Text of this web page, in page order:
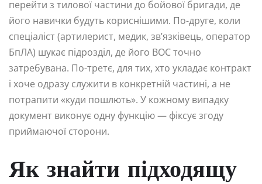
перейти з тилової частини до бойової бригади, де
його навички будуть кориснішими. По-друге, коли
спеціаліст (артилерист, медик, зв’язківець, оператор
БпЛА) шукає підрозділ, де його ВОС точно
затребувана. По-третє, для тих, хто укладає контракт
і хоче одразу служити в конкретній частині, а не
потрапити «куди пошлють». У кожному випадку
документ виконує одну функцію — фіксує згоду
приймаючої сторони.
Як знайти підходящу